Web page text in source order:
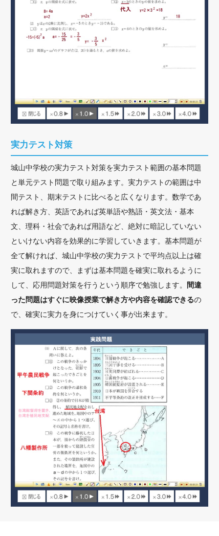
実力テスト対策
城山中学校の実力テスト対策を実力テスト範囲の基本問題
と単元テスト問題で取り組みます。実力テストの範囲は中
間テスト、期末テストに比べると広くなります。数学であ
れば解き方、英語であれば英単語や熟語・英文法・基本
文、理科・社会であれば用語など、絶対に暗記していない
といけない内容を効果的に学習していきます。基本問題が
全て解ければ、城山中学校の実力テストで平均点以上は確
実に取れますので、まずは基本問題を確実に取れるように
して、応用問題対策を行うという順序で勉強します。 間違
った問題はすぐに映像授業で解き方や内容を確認できるの
で、確実に実力を身につけていく事が出来ます。